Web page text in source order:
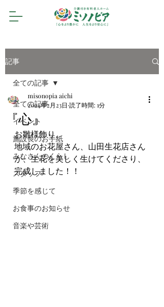
記事
全ての記事
イベント
施設長のお手紙
みなさんのくらし
スタッフ
季節を感じて
お食事のお知らせ
音楽や芸術
全ての記事
『心』
misonopia aichi
2024年2月23日 読了時間: 1分
お雛様飾り。
地域のお花屋さん、山田生花店さん
が、生花を美しく生けてくださり、
完成しました！！